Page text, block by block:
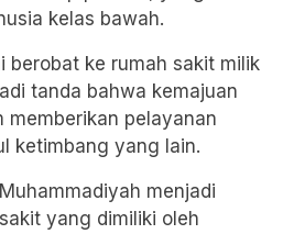
kelas bawah.
berobat ke rumah sakit milik
tanda bahwa kemajuan
memberikan pelayanan
ketimbang yang lain.
menjadi
yang dimiliki oleh